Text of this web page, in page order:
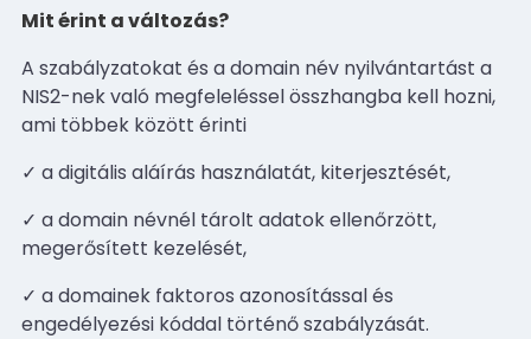
Mit érint a változás?
A szabályzatokat és a domain név nyilvántartást a
NIS2-nek való megfeleléssel összhangba kell hozni,
ami többek között érinti
✓ a digitális aláírás használatát, kiterjesztését,
✓ a domain névnél tárolt adatok ellenőrzött,
megerősített kezelését,
✓ a domainek faktoros azonosítással és
engedélyezési kóddal történő szabályzását.